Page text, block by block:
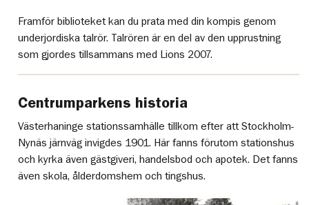
Framför biblioteket kan du prata med din kompis genom
underjordiska talrör. Talrören är en del av den upprustning
som gjordes tillsammans med Lions 2007.
Centrumparkens historia
Västerhaninge stationssamhälle tillkom efter att Stockholm-
Nynäs järnväg invigdes 1901. Här fanns förutom stationshus
och kyrka även gästgiveri, handelsbod och apotek. Det fanns
även skola, ålderdomshem och tingshus.